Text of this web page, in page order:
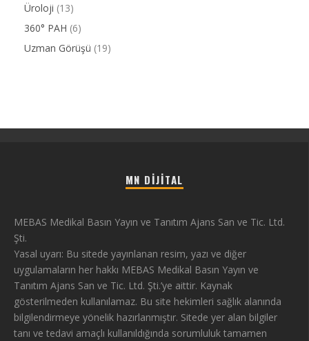
Üroloji (13)
360° PAH (6)
Uzman Görüşü (19)
MN DIJITAL
MEBAS Medikal Basın Yayın ve Tanıtım Ajans San ve Tic. Ltd.
Şti.
Yasal uyarı: Bu sitede yayınlanan resim, yazı ve diğer
uygulamaların her hakkı MEBAS Medikal Basın Yayın ve
Tanıtım Ajans San ve Tic. Ltd. Şti.’ye aittir. Kaynak
gösterilmeden kullanılamaz. Bu site hekimleri sağlık alanında
bilgilendirmeye yönelik hazırlanmıştır. Sitede yer alan bilgiler
tanı ve tedavi amaçlı kullanıldığında sorumluluk tamamen